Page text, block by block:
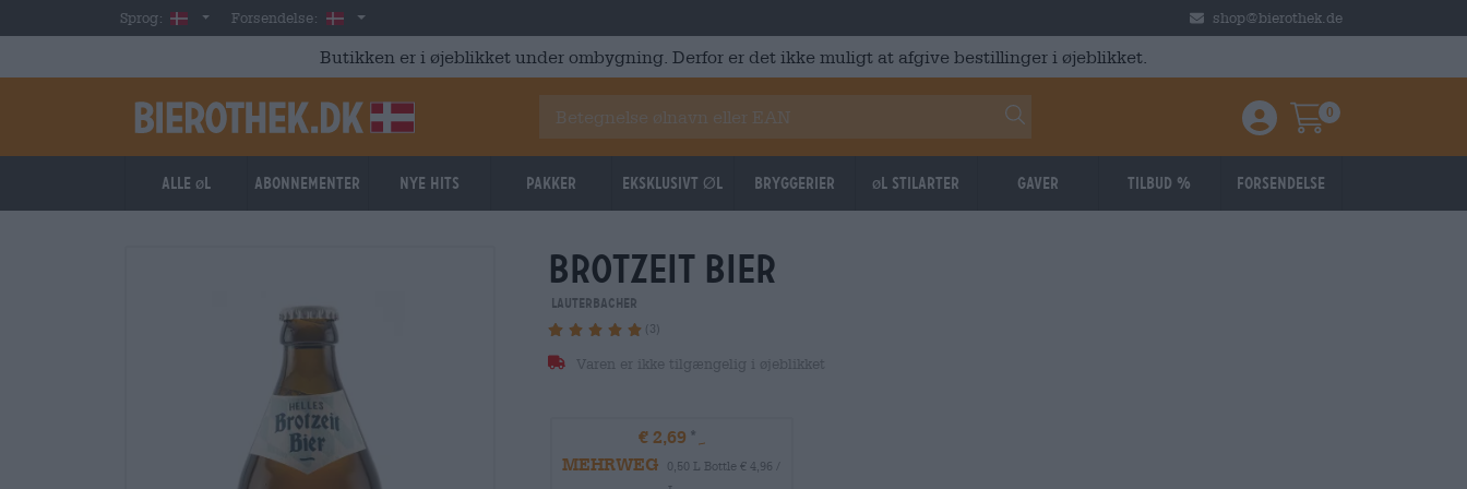
Skip to main contentSprog: DanishForsendelse: Danmark shop@bierothek.de
Butikken er i øjeblikket under ombygning. Derfor er det ikke muligt at afgive bestillinger i øjeblikket.
Einloggen / Anmelden
Warenkorb
0
Alle øl Abonnementer Nye hits Pakker Eksklusivt Øl Bryggerier øl stilarter Gaver Tilbud % Forsendelse
brotzeit bier
Lauterbacher
(3)
Varen er ikke tilgængelig i øjeblikket
€ 2,69
MEHRWEG
0,50 L Bottle € 4,96 /